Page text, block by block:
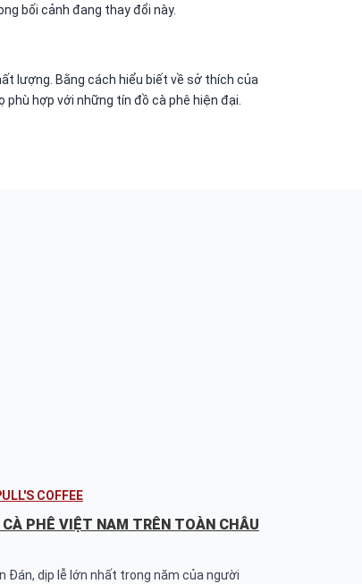
bối cảnh đang thay đổi này.
lượng. Bằng cách hiểu biết về sở thích của
hợp với những tín đồ cà phê hiện đại.
COFFEE
PHÊ VIỆT NAM TRÊN TOÀN CHÂU
Đán, dịp lễ lớn nhất trong năm của người